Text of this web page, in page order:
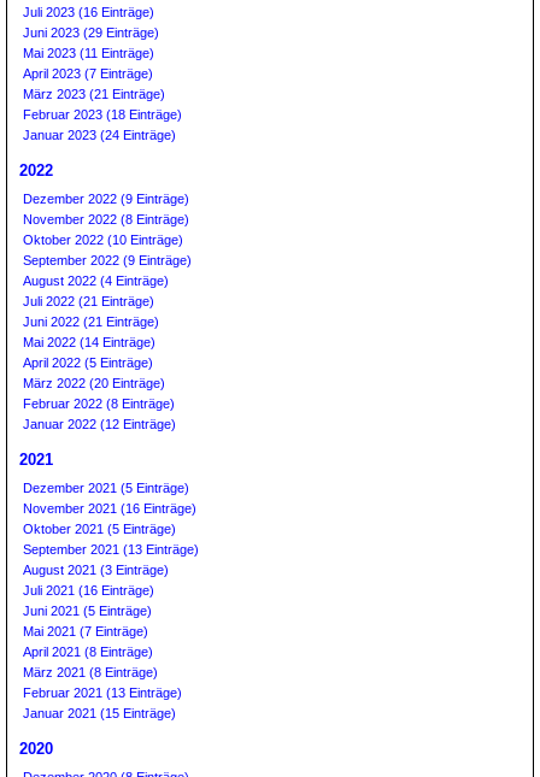
Juli 2023 (16 Einträge)
Juni 2023 (29 Einträge)
Mai 2023 (11 Einträge)
April 2023 (7 Einträge)
März 2023 (21 Einträge)
Februar 2023 (18 Einträge)
Januar 2023 (24 Einträge)
2022
Dezember 2022 (9 Einträge)
November 2022 (8 Einträge)
Oktober 2022 (10 Einträge)
September 2022 (9 Einträge)
August 2022 (4 Einträge)
Juli 2022 (21 Einträge)
Juni 2022 (21 Einträge)
Mai 2022 (14 Einträge)
April 2022 (5 Einträge)
März 2022 (20 Einträge)
Februar 2022 (8 Einträge)
Januar 2022 (12 Einträge)
2021
Dezember 2021 (5 Einträge)
November 2021 (16 Einträge)
Oktober 2021 (5 Einträge)
September 2021 (13 Einträge)
August 2021 (3 Einträge)
Juli 2021 (16 Einträge)
Juni 2021 (5 Einträge)
Mai 2021 (7 Einträge)
April 2021 (8 Einträge)
März 2021 (8 Einträge)
Februar 2021 (13 Einträge)
Januar 2021 (15 Einträge)
2020